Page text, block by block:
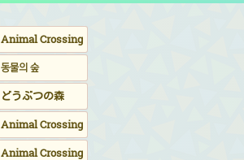
Animal Crossing
동물의 숲
どうぶつの森
Animal Crossing
Animal Crossing